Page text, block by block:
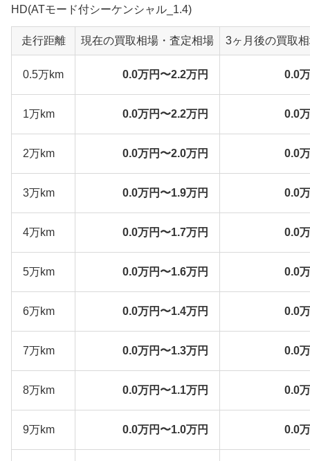
HD(ATモード付シーケンシャル_1.4)
走行距離 現在の買取相場・査定相場 3ヶ月後の買取
0.5万km 0.0万円〜2.2万円 0.0
1万km 0.0万円〜2.2万円 0.0
2万km 0.0万円〜2.0万円 0.0
3万km 0.0万円〜1.9万円 0.0
4万km 0.0万円〜1.7万円 0.0
5万km 0.0万円〜1.6万円 0.0
6万km 0.0万円〜1.4万円 0.0
7万km 0.0万円〜1.3万円 0.0
8万km 0.0万円〜1.1万円 0.0
9万km 0.0万円〜1.0万円 0.0